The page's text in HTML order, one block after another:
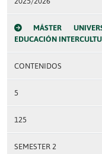
MÁSTER
EDUCACIÓN
CONTENIDOS
5
125
SEMESTER 2